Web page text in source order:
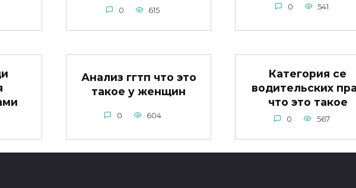
0 615 0 541
Анализ ггтп что это
такое у женщин
0 604
Категория се
водительских
что это такое
0 567